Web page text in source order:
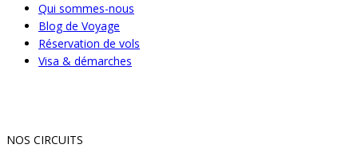
Qui sommes-nous
Blog de Voyage
Réservation de vols
Visa & démarches
NOS CIRCUITS